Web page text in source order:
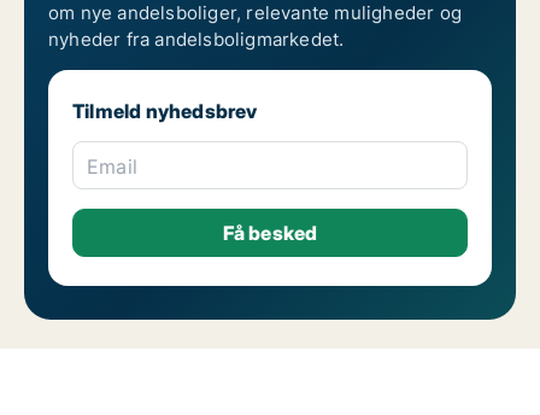
om nye andelsboliger, relevante muligheder og
nyheder fra andelsboligmarkedet.
Tilmeld nyhedsbrev
Email